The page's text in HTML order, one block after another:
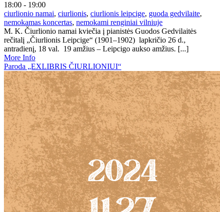
18:00 - 19:00
ciurlionio namai, ciurlionis, ciurlionis leipcige, guoda gedvilaite,
nemokamas koncertas, nemokami renginiai vilniuje
M. K. Čiurlionio namai kviečia į pianistės Guodos Gedvilaitės
rečitalį „Čiurlionis Leipcige“ (1901–1902) lapkričio 26 d.,
antradienį, 18 val. 19 amžius – Leipcigo aukso amžius. [...]
More Info
Paroda „EXLIBRIS ČIURLIONIUI“